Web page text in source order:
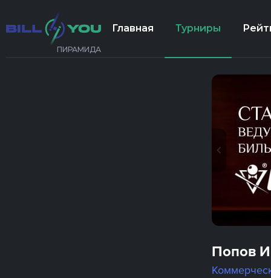
ПИРАМИДА
Главная Турниры
Попов